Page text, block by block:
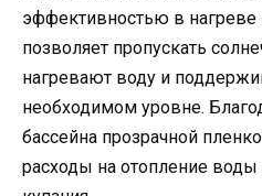
эффективностью в
позволяет пропускать
нагревают воду и
необходимом уровне.
бассейна прозрачной
расходы на отопление воды